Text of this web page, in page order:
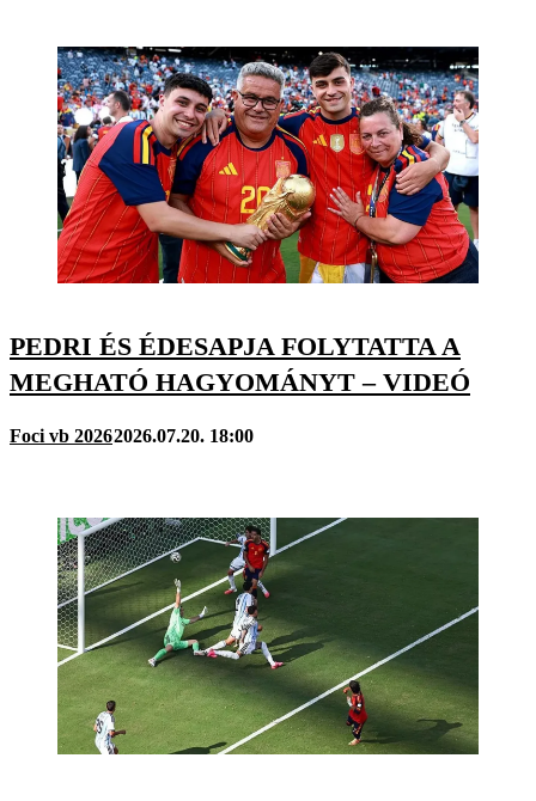
PEDRI ÉS ÉDESAPJA FOLYTATTA A
MEGHATÓ HAGYOMÁNYT – VIDEÓ
Foci vb 20262026.07.20. 18:00